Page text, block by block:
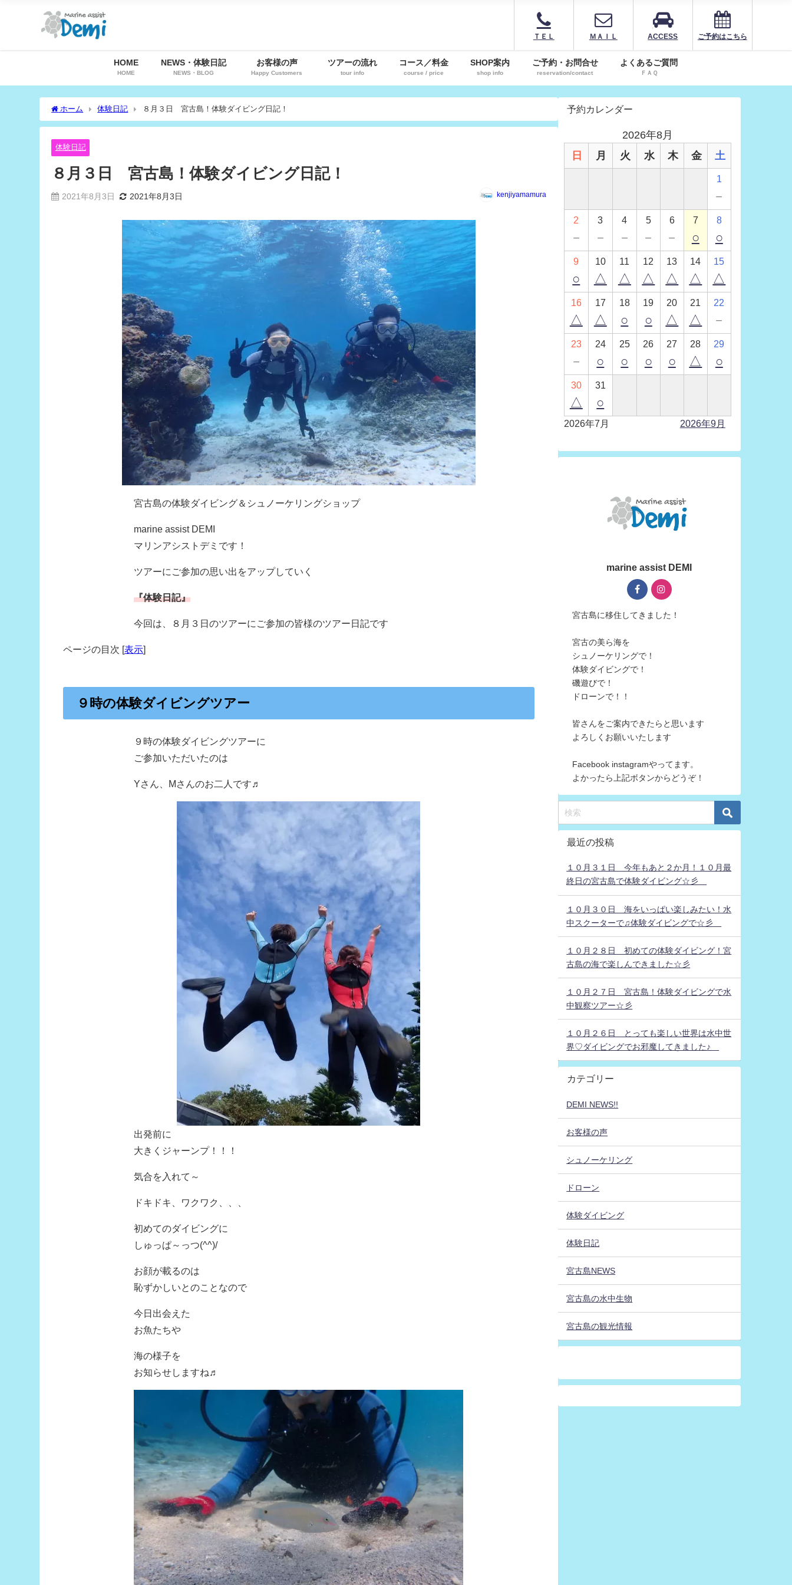
ＴＥＬ ＭＡＩＬ ACCESS ご予約はこちら
HOME
HOME
NEWS・体験日記
NEWS・BLOG
お客様の声
Happy Customers
ツアーの流れ
tour info
コース／料金
course / price
SHOP案内
shop info
ご予約・お問合せ
reservation/contact
よくあるご質問
ＦＡＱ
ホーム 体験日記 ８月３日 宮古島！体験ダイビング日記！
体験日記
８月３日 宮古島！体験ダイビング日記！
2021年8月3日 2021年8月3日 kenjiyamamura
宮古島の体験ダイビング＆シュノーケリングショップ
marine assist DEMI
マリンアシストデミです！
ツアーにご参加の思い出をアップしていく
『体験日記』
今回は、８月３日のツアーにご参加の皆様のツアー日記です
ページの目次 [表示]
９時の体験ダイビングツアー
９時の体験ダイビングツアーに
ご参加いただいたのは
Yさん、Mさんのお二人です♬
出発前に
大きくジャーンプ！！！
気合を入れて～
ドキドキ、ワクワク、、、
初めてのダイビングに
しゅっぱ～っつ(^^)/
お顔が載るのは
恥ずかしいとのことなので
今日出会えた
お魚たちや
海の様子を
お知らせしますね♬
予約カレンダー
2026年8月
日
月 火 水 木 金 土
1
－
2
－
3
－
4
－
5
－
6
－
7
○
8
○
9
○
10
△
11
△
12
△
13
△
14
△
15
△
16
△
17
△
18
○
19
○
20
△
21
△
22
－
23
－
24
○
25
○
26
○
27
○
28
△
29
○
30
△
31
○
2026年7月 2026年9月
marine assist DEMI
宮古島に移住してきました！
宮古の美ら海を
シュノーケリングで！
体験ダイビングで！
磯遊びで！
ドローンで！！
皆さんをご案内できたらと思います
よろしくお願いいたします
Facebook instagramやってます。
よかったら上記ボタンからどうぞ！
最近の投稿
１０月３１日 今年もあと２か月！１０月最
終日の宮古島で体験ダイビング☆彡
１０月３０日 海をいっぱい楽しみたい！水
中スクーターで♫体験ダイビングで☆彡
１０月２８日 初めての体験ダイビング！宮
古島の海で楽しんできました☆彡
１０月２７日 宮古島！体験ダイビングで水
中観察ツアー☆彡
１０月２６日 とっても楽しい世界は水中世
界♡ダイビングでお邪魔してきました♪
カテゴリー
DEMI NEWS!!
お客様の声
シュノーケリング
ドローン
体験ダイビング
体験日記
宮古島NEWS
宮古島の水中生物
宮古島の観光情報